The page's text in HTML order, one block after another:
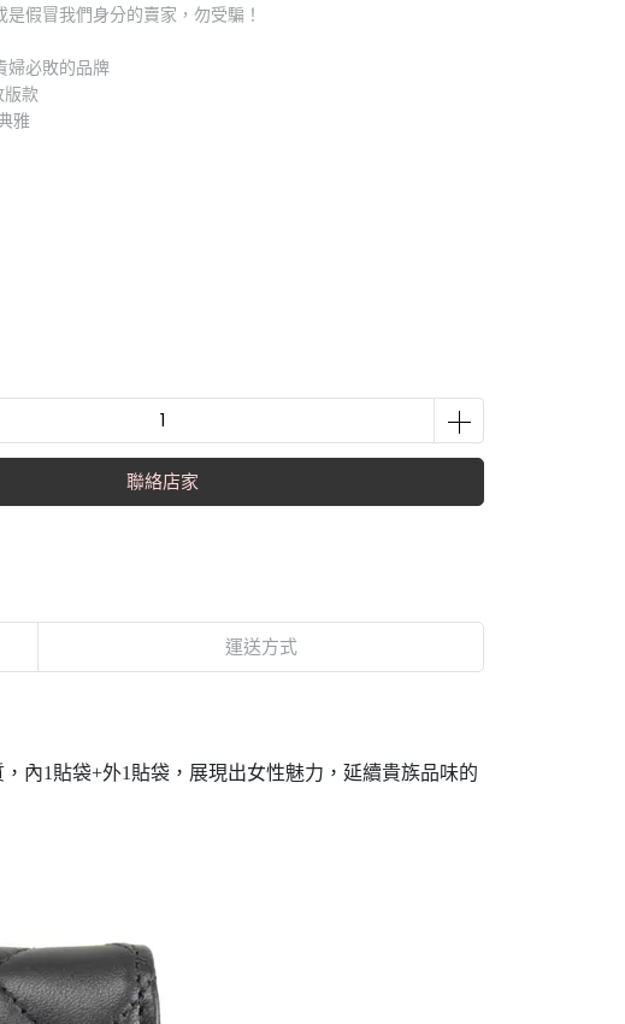
假冒我們身分的賣家，勿受騙！
婦必敗的品牌
款
雅
聯絡店家
運送方式
內1貼袋+外1貼袋，展現出女性魅力，延續貴族品味的